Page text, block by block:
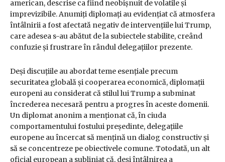
american, descrise ca fiind neobișnuit de volatile și
imprevizibile. Anumiți diplomați au evidențiat că atmosfera
întâlnirii a fost afectată negativ de intervențiile lui Trump,
care adesea s-au abătut de la subiectele stabilite, creând
confuzie și frustrare în rândul delegațiilor prezente.
Deși discuțiile au abordat teme esențiale precum
securitatea globală și cooperarea economică, diplomații
europeni au considerat că stilul lui Trump a subminat
încrederea necesară pentru a progres în aceste domenii.
Un diplomat anonim a menționat că, în ciuda
comportamentului fostului președinte, delegațiile
europene au încercat să mențină un dialog constructiv și
să se concentreze pe obiectivele comune. Totodată, un alt
oficial european a subliniat că, deși întâlnirea a